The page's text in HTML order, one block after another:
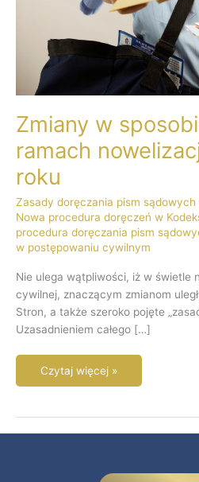
Zmiany w
ramach
roku
Zasady doręczania pism sądowych
Nowa procedura doręczeń w
procedura doręczania pism
w postępowaniu cywilnym
Nie ulega wątpliwości, iż w świetle
cywilnej, znaczącym zmianom
Stron, a także szeroko pojęte
Uzasadnieniem całego […]
2019
roku
Czytaj więcej »